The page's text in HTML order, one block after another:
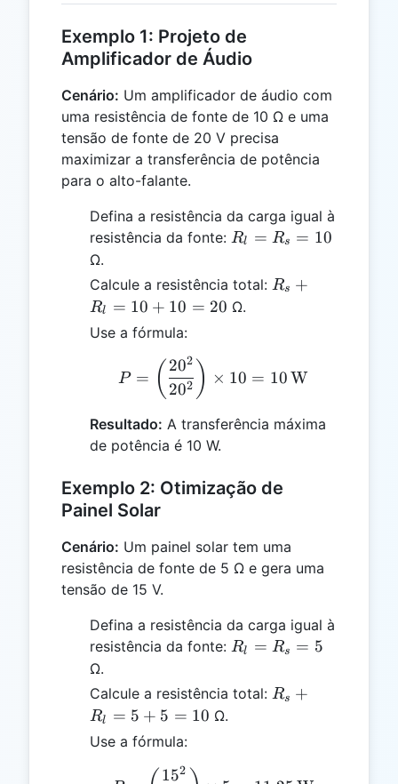
Exemplo 1: Projeto de
Amplificador de Áudio
Cenário: Um amplificador de áudio com
uma resistência de fonte de 10 Ω e uma
tensão de fonte de 20 V precisa
maximizar a transferência de potência
para o alto-falante.
Defina a resistência da carga igual à
resistência da fonte: R_l
R_s
=
10
Rl = Rs = 10
Ω.
Calcule a resistência total: R_s
+
=
Rs +
Rl = 10 + 10 = 20 Ω.
Use a fórmula:
P =
P = ( 202
202 ) × 10 = 10W
Resultado: A transferência máxima
de potência é 10 W.
Exemplo 2: Otimização de
Painel Solar
Cenário: Um painel solar tem uma
resistência de fonte de 5 Ω e gera uma
tensão de 15 V.
Defina a resistência da carga igual à
resistência da fonte: R_l
R_s
Rl = Rs = 5
Ω.
Calcule a resistência total: R_s
Rs +
Rl = 5 + 5 = 10 Ω.
Use a fórmula:
P =
152